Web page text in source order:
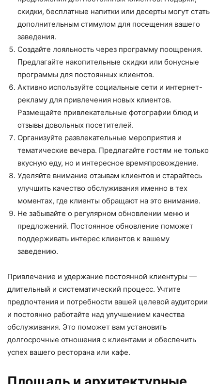
скидки, бесплатные напитки или десерты могут стать
дополнительным стимулом для посещения вашего
заведения.
Создайте лояльность через программу поощрения.
Предлагайте накопительные скидки или бонусные
программы для постоянных клиентов.
Активно используйте социальные сети и интернет-
рекламу для привлечения новых клиентов.
Размещайте привлекательные фотографии блюд и
отзывы довольных посетителей.
Организуйте развлекательные мероприятия и
тематические вечера. Предлагайте гостям не только
вкусную еду, но и интересное времяпровождение.
Уделяйте внимание отзывам клиентов и старайтесь
улучшить качество обслуживания именно в тех
моментах, где клиенты обращают на это внимание.
Не забывайте о регулярном обновлении меню и
предложений. Постоянное обновление поможет
поддерживать интерес клиентов к вашему
заведению.
Привлечение и удержание постоянной клиентуры —
длительный и систематический процесс. Учтите
предпочтения и потребности вашей целевой аудитории
и постоянно работайте над улучшением качества
обслуживания. Это поможет вам установить
долгосрочные отношения с клиентами и обеспечить
успех вашего ресторана или кафе.